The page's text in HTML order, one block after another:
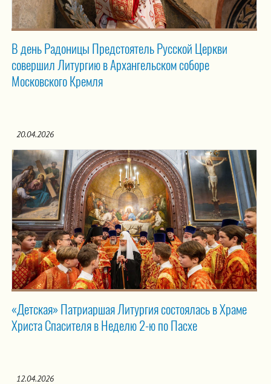
В день Радоницы Предстоятель Русской Церкви
совершил Литургию в Архангельском соборе
Московского Кремля
20.04.2026
«Детская» Патриаршая Литургия состоялась в Храме
Христа Спасителя в Неделю 2-ю по Пасхе
12.04.2026